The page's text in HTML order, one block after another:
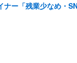
ナー「残業少なめ・